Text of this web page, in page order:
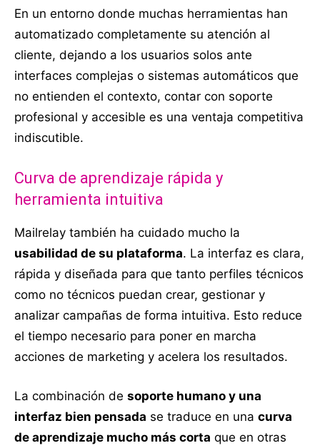
En un entorno donde muchas herramientas han
automatizado completamente su atención al
cliente, dejando a los usuarios solos ante
interfaces complejas o sistemas automáticos que
no entienden el contexto, contar con soporte
profesional y accesible es una ventaja competitiva
indiscutible.
Curva de aprendizaje rápida y
herramienta intuitiva
Mailrelay también ha cuidado mucho la
usabilidad de su plataforma. La interfaz es clara,
rápida y diseñada para que tanto perfiles técnicos
como no técnicos puedan crear, gestionar y
analizar campañas de forma intuitiva. Esto reduce
el tiempo necesario para poner en marcha
acciones de marketing y acelera los resultados.
La combinación de soporte humano y una
interfaz bien pensada se traduce en una curva
de aprendizaje mucho más corta que en otras